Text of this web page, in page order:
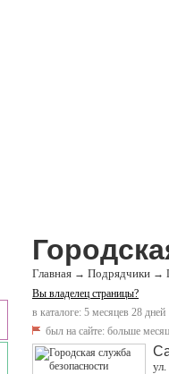
Главная → Подрядчики →
Вы владелец страницы?
в каталоге: 5 месяцев 28 дней
был на сайте: больше